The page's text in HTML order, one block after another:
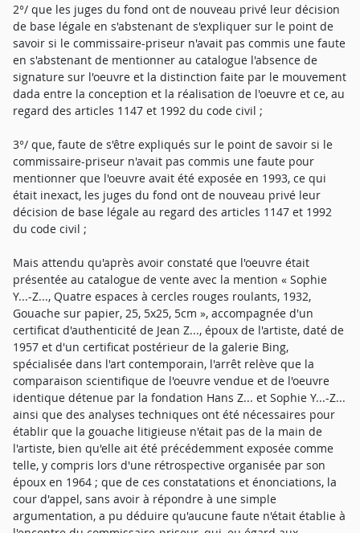
2°/ que les juges du fond ont de nouveau privé leur décision
de base légale en s'abstenant de s'expliquer sur le point de
savoir si le commissaire-priseur n'avait pas commis une faute
en s'abstenant de mentionner au catalogue l'absence de
signature sur l'oeuvre et la distinction faite par le mouvement
dada entre la conception et la réalisation de l'oeuvre et ce, au
regard des articles 1147 et 1992 du code civil ;
3°/ que, faute de s'être expliqués sur le point de savoir si le
commissaire-priseur n'avait pas commis une faute pour
mentionner que l'oeuvre avait été exposée en 1993, ce qui
était inexact, les juges du fond ont de nouveau privé leur
décision de base légale au regard des articles 1147 et 1992
du code civil ;
Mais attendu qu'après avoir constaté que l'oeuvre était
présentée au catalogue de vente avec la mention « Sophie
Y...-Z..., Quatre espaces à cercles rouges roulants, 1932,
Gouache sur papier, 25, 5x25, 5cm », accompagnée d'un
certificat d'authenticité de Jean Z..., époux de l'artiste, daté de
1957 et d'un certificat postérieur de la galerie Bing,
spécialisée dans l'art contemporain, l'arrêt relève que la
comparaison scientifique de l'oeuvre vendue et de l'oeuvre
identique détenue par la fondation Hans Z... et Sophie Y...-Z...
ainsi que des analyses techniques ont été nécessaires pour
établir que la gouache litigieuse n'était pas de la main de
l'artiste, bien qu'elle ait été précédemment exposée comme
telle, y compris lors d'une rétrospective organisée par son
époux en 1964 ; que de ces constatations et énonciations, la
cour d'appel, sans avoir à répondre à une simple
argumentation, a pu déduire qu'aucune faute n'était établie à